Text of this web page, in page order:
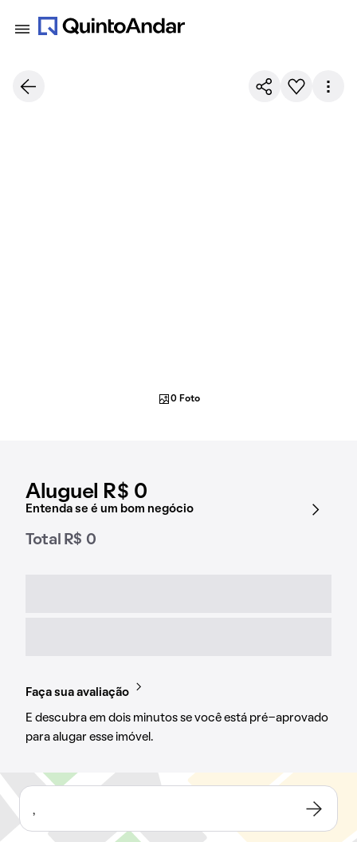
Aluguel R$ 0
Entenda se é um bom negócio
Total R$ 0
Faça sua avaliação
E descubra em dois minutos se você está pré-aprovado
para alugar esse imóvel.
0 Foto
,